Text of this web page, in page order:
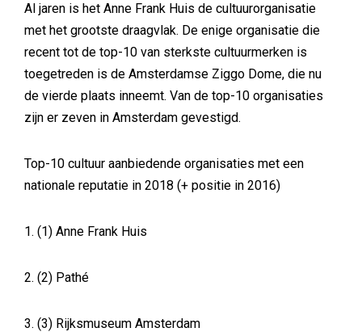
Al jaren is het Anne Frank Huis de cultuurorganisatie
met het grootste draagvlak. De enige organisatie die
recent tot de top-10 van sterkste cultuurmerken is
toegetreden is de Amsterdamse Ziggo Dome, die nu
de vierde plaats inneemt. Van de top-10 organisaties
zijn er zeven in Amsterdam gevestigd.
Top-10 cultuur aanbiedende organisaties met een
nationale reputatie in 2018 (+ positie in 2016)
1. (1) Anne Frank Huis
2. (2) Pathé
3. (3) Rijksmuseum Amsterdam